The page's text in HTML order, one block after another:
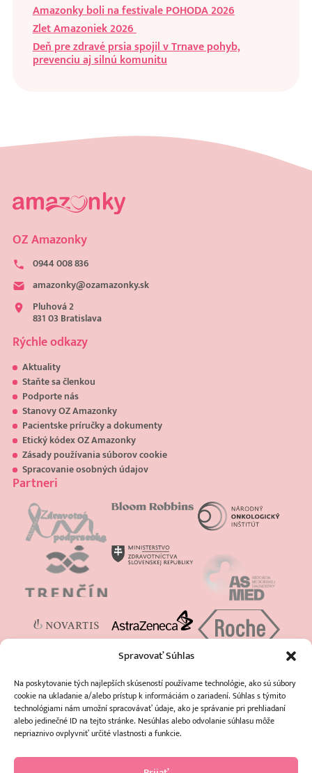
Spravovať Súhlas
Na poskytovanie tých najlepších skúseností používame technológie, ako sú súbory
cookie na ukladanie a/alebo prístup k informáciám o zariadení. Súhlas s týmito
technológiami nám umožní spracovávať údaje, ako je správanie pri prehliadaní
alebo jedinečné ID na tejto stránke. Nesúhlas alebo odvolanie súhlasu môže
nepriaznivo ovplyvniť určité vlastnosti a funkcie.
Amazonky boli na festivale POHODA 2026
Zlet Amazoniek 2026
Deň pre zdravé prsia spojil v Trnave pohyb,
prevenciu aj silnú komunitu
OZ Amazonky
0944 008 836
amazonky@ozamazonky.sk
Pluhová 2
831 03 Bratislava
Rýchle odkazy
Aktuality
Staňte sa členkou
Podporte nás
Stanovy OZ Amazonky
Pacientske príručky a dokumenty
Etický kódex OZ Amazonky
Zásady používania súborov cookie
Spracovanie osobných údajov
Partneri